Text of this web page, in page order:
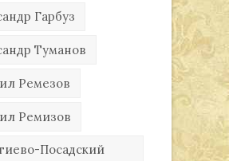
Гарбуз
Туманов
Ремезов
Ремизов
Посадский